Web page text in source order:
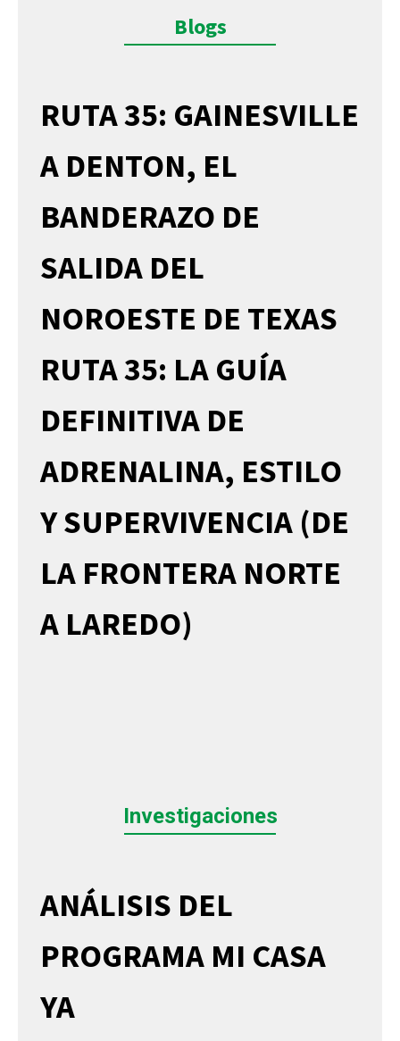
Blogs
RUTA 35: GAINESVILLE
A DENTON, EL
BANDERAZO DE
SALIDA DEL
NOROESTE DE TEXAS
RUTA 35: LA GUÍA
DEFINITIVA DE
ADRENALINA, ESTILO
Y SUPERVIVENCIA (DE
LA FRONTERA NORTE
A LAREDO)
Investigaciones
ANÁLISIS DEL
PROGRAMA MI CASA
YA